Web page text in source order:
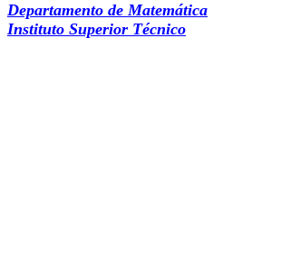
Departamento de Matemática
Instituto Superior Técnico